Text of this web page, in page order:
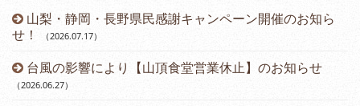
山梨・静岡・長野県民感謝キャンペーン開催のお知ら
せ！
（2026.07.17）
台風の影響により【山頂食堂営業休止】のお知らせ
（2026.06.27）